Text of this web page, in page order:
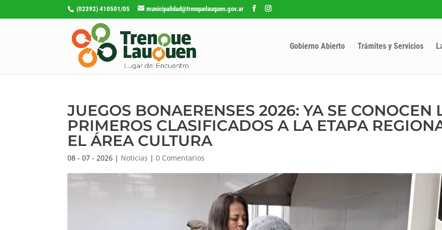
(02392) 410501/05 municipalidad@trenquelauquen.gov.ar
Gobierno Abierto Trámites y Servicios
JUEGOS BONAERENSES 2026: YA SE CONOCEN
PRIMEROS CLASIFICADOS A LA ETAPA
EL ÁREA CULTURA
08 - 07 - 2026 | Noticias |0 Comentarios